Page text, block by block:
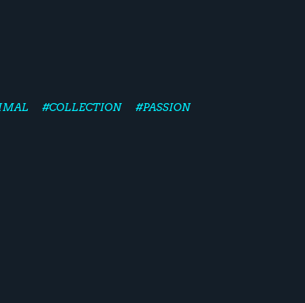
#COLLECTION #PASSION